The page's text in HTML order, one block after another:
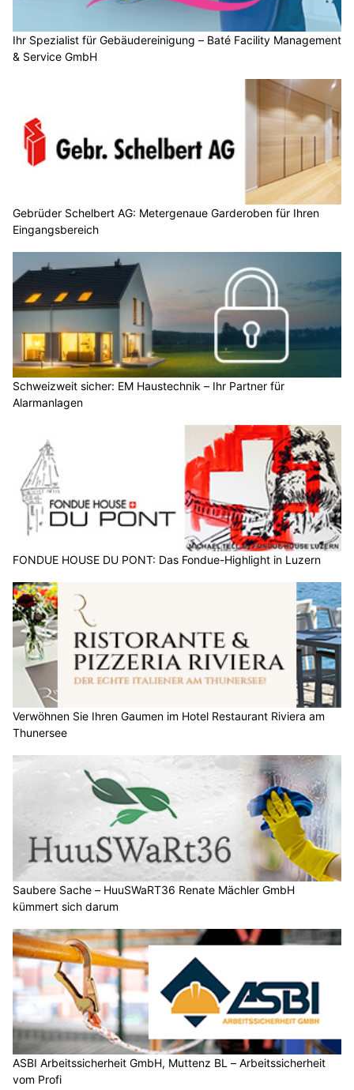
Ihr Spezialist für Gebäudereinigung – Baté Facility Management
& Service GmbH
Gebrüder Schelbert AG: Metergenaue Garderoben für Ihren
Eingangsbereich
Schweizweit sicher: EM Haustechnik – Ihr Partner für
Alarmanlagen
FONDUE HOUSE DU PONT: Das Fondue-Highlight in Luzern
Verwöhnen Sie Ihren Gaumen im Hotel Restaurant Riviera am
Thunersee
Saubere Sache – HuuSWaRT36 Renate Mächler GmbH
kümmert sich darum
ASBI Arbeitssicherheit GmbH, Muttenz BL – Arbeitssicherheit
vom Profi